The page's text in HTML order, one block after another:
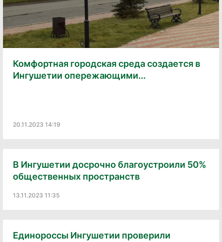
Комфортная городская среда создается в
Ингушетии опережающими...
20.11.2023 14:19
В Ингушетии досрочно благоустроили 50%
общественных пространств
13.11.2023 11:35
Единороссы Ингушетии проверили